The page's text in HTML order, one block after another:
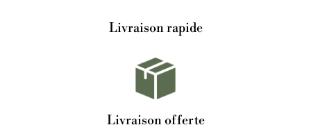
Livraison rapide
Livraison offerte